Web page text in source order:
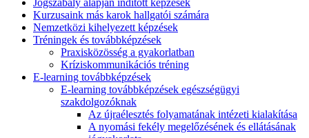
Jogszabály alapján indított képzések
Kurzusaink más karok hallgatói számára
Nemzetközi kihelyezett képzések
Tréningek és továbbképzések
Praxisközösség a gyakorlatban
Kríziskommunikációs tréning
E-learning továbbképzések
E-learning továbbképzések egészségügyi
szakdolgozóknak
Az újraélesztés folyamatának intézeti kialakítása
A nyomási fekély megelőzésének és ellátásának